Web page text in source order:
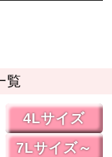
覧
4Lサイズ
7Lサイズ～